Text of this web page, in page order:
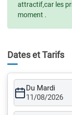
attractif,car les
moment .
Dates et Tarifs
Du Mardi
11/08/2026